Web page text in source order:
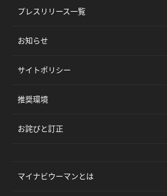
プレスリリース一覧
お知らせ
サイトポリシー
推奨環境
お詫びと訂正
マイナビウーマンとは